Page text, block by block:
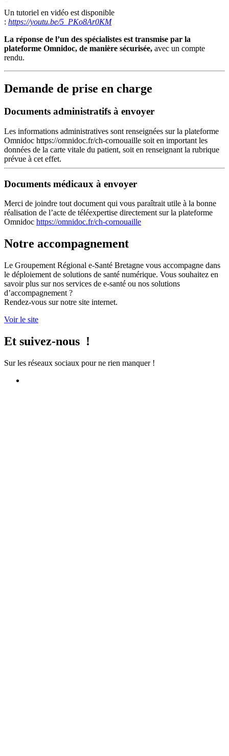
Un tutoriel en vidéo est disponible
: https://youtu.be/5_PKo8Ar0KM
La réponse de l’un des spécialistes est transmise par la
plateforme Omnidoc, de manière sécurisée, avec un compte
rendu.
Demande de prise en charge
Documents administratifs à envoyer
Les informations administratives sont renseignées sur la plateforme
Omnidoc https://omnidoc.fr/ch-cornouaille soit en important les
données de la carte vitale du patient, soit en renseignant la rubrique
prévue à cet effet.
Documents médicaux à envoyer
Merci de joindre tout document qui vous paraîtrait utile à la bonne
réalisation de l’acte de téléexpertise directement sur la plateforme
Omnidoc https://omnidoc.fr/ch-cornouaille
Notre accompagnement
Le Groupement Régional e-Santé Bretagne vous accompagne dans
le déploiement de solutions de santé numérique. Vous souhaitez en
savoir plus sur nos services de e-santé ou nos solutions
d’accompagnement ?
Rendez-vous sur notre site internet.
Voir le site
Et suivez-nous !
Sur les réseaux sociaux pour ne rien manquer !